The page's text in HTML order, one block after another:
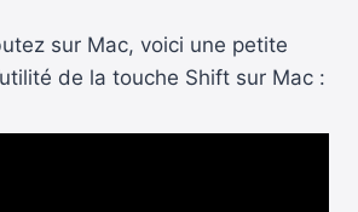
sur Mac, voici une petite
de la touche Shift sur Mac :